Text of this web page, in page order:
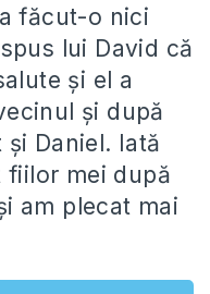
făcut-o nici
lui David că
şi el a
şi după
Daniel. Iată
fiilor mei după
am plecat mai